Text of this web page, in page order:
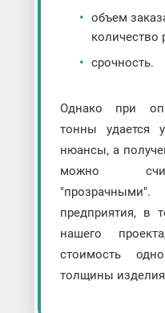
объем
количество
срочность.
Однако при
тонны удается
нюансы, а
можно
предприятия, в
нашего
стоимость
толщины